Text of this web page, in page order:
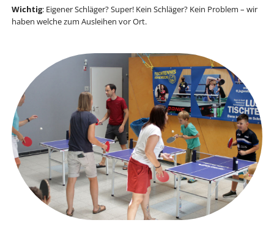
Wichtig: Eigener Schläger? Super! Kein Schläger? Kein Problem – wir
haben welche zum Ausleihen vor Ort.